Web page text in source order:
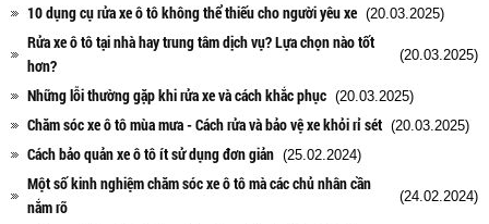
10 dụng cụ rửa xe ô tô không thể thiếu cho người yêu xe (20.03.2025)
Rửa xe ô tô tại nhà hay trung tâm dịch vụ? Lựa chọn nào tốt
hơn?
(20.03.2025)
Những lỗi thường gặp khi rửa xe và cách khắc phục (20.03.2025)
Chăm sóc xe ô tô mùa mưa - Cách rửa và bảo vệ xe khỏi rỉ sét (20.03.2025)
Cách bảo quản xe ô tô ít sử dụng đơn giản (25.02.2024)
Một số kinh nghiệm chăm sóc xe ô tô mà các chủ nhân cần
nắm rõ
(24.02.2024)